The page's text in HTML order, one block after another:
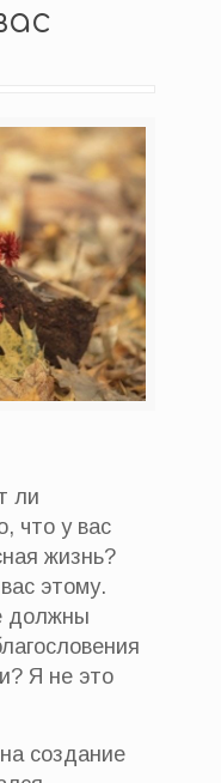
ли
что у вас
жизнь?
этому.
должны
Я не это
создание